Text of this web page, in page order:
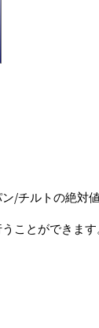
/チルトの絶対
ことができます